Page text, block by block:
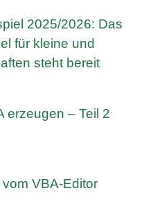
2025/2026: Das
für kleine und
steht bereit
erzeugen – Teil 2
VBA-Editor